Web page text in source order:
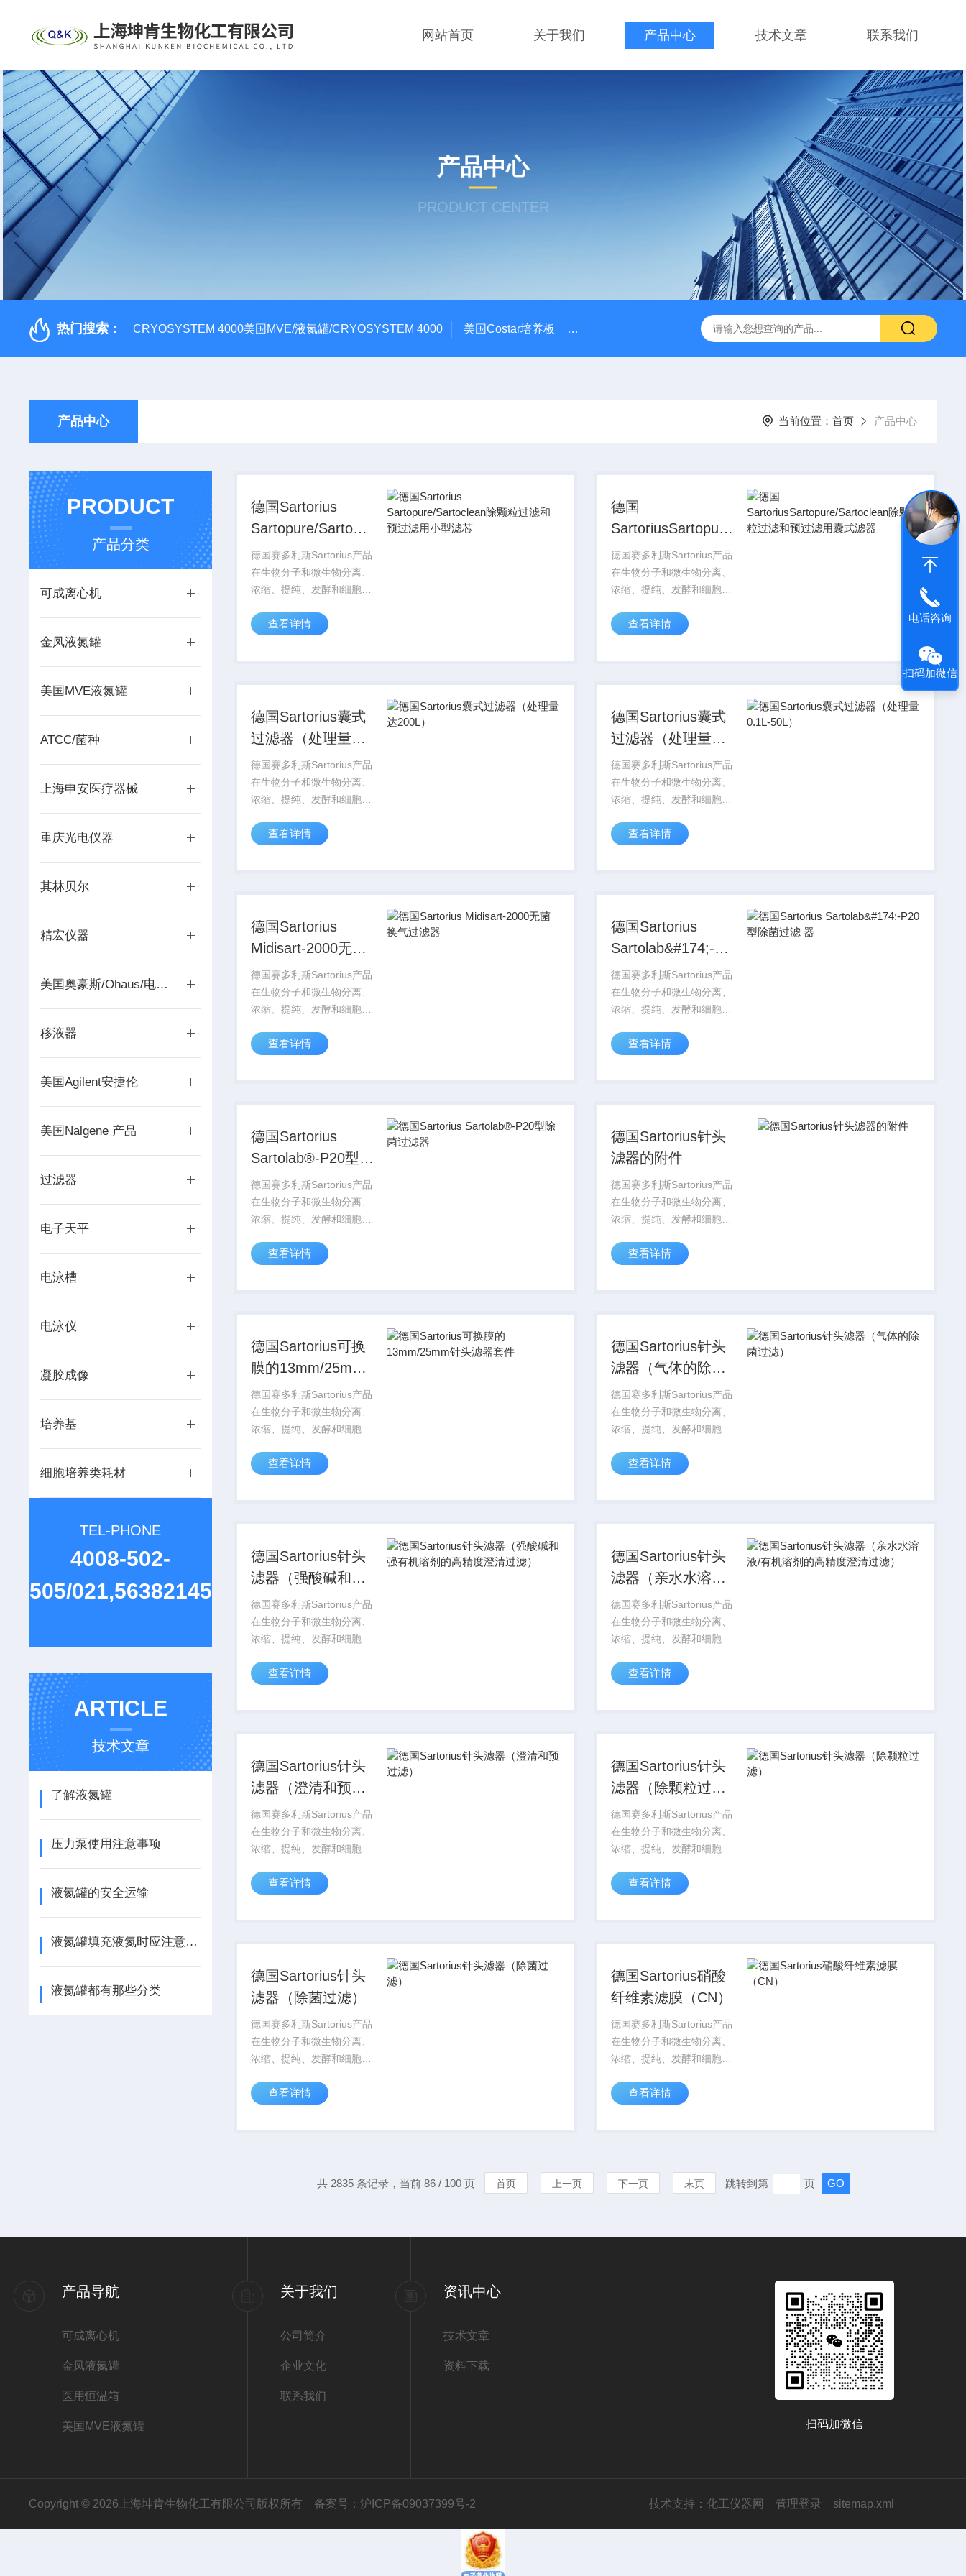
网站首页 关于我们 产品中心 技术文章 联系我们
产品中心
PRODUCT CENTER
热门搜索： CRYOSYSTEM 4000美国MVE/液氮罐/CRYOSYSTEM 4000 美国Costar培养板 美国Corning 384孔细胞培养板 安捷伦Agilent色谱柱清单1 产品价格
产品中心 当前位置： 首页 产品中心
PRODUCT
产品分类
可成离心机
金凤液氮罐
美国MVE液氮罐
ATCC/菌种
上海申安医疗器械
重庆光电仪器
其林贝尔
精宏仪器
美国奥豪斯/Ohaus/电子天平
移液器
美国Agilent安捷伦
美国Nalgene 产品
过滤器
电子天平
电泳槽
电泳仪
凝胶成像
培养基
细胞培养类耗材
TEL-PHONE
4008-502-
505/021,56382145
ARTICLE
技术文章
了解液氮罐
压力泵使用注意事项
液氮罐的安全运输
液氮罐填充液氮时应注意些什么
液氮罐都有那些分类
德国Sartorius
Sartopure/Sartoclean
除颗粒过滤和预过
滤用小型滤芯
德国赛多利斯Sartorius产品
在生物分子和微生物分离、
浓缩、提纯、发酵和细胞培
Sartorius为您提供多种规格
体应用，选择Z适合的产
查看详情
德国
SartoriusSartopure/Sartoclean
除颗粒过滤和预过
滤用囊式滤器
德国赛多利斯Sartorius产品
在生物分子和微生物分离、
浓缩、提纯、发酵和细胞培
Sartorius为您提供多种规格
体应用，选择Z适合的产
查看详情
德国Sartorius囊式
过滤器（处理量达
200L）
德国赛多利斯Sartorius产品
在生物分子和微生物分离、
浓缩、提纯、发酵和细胞培
Sartorius为您提供多种规格
体应用，选择Z适合的产
查看详情
德国Sartorius囊式
过滤器（处理量
0.1L-50L）
德国赛多利斯Sartorius产品
在生物分子和微生物分离、
浓缩、提纯、发酵和细胞培
Sartorius为您提供多种规格
体应用，选择Z适合的产
查看详情
德国Sartorius
Midisart-2000无菌
换气过滤器
德国赛多利斯Sartorius产品
在生物分子和微生物分离、
浓缩、提纯、发酵和细胞培
Sartorius为您提供多种规格
体应用，选择Z适合的产
查看详情
德国Sartorius
Sartolab&#174;-
P20型除菌过滤 器
德国赛多利斯Sartorius产品
在生物分子和微生物分离、
浓缩、提纯、发酵和细胞培
Sartorius为您提供多种规格
体应用，选择Z适合的产
查看详情
德国Sartorius
Sartolab®-P20型除
菌过滤器
德国赛多利斯Sartorius产品
在生物分子和微生物分离、
浓缩、提纯、发酵和细胞培
Sartorius为您提供多种规格
体应用，选择Z适合的产
查看详情
德国Sartorius针头
滤器的附件
德国赛多利斯Sartorius产品
在生物分子和微生物分离、
浓缩、提纯、发酵和细胞培
Sartorius为您提供多种规格
体应用，选择Z适合的产
查看详情
德国Sartorius可换
膜的13mm/25mm
针头滤器套件
德国赛多利斯Sartorius产品
在生物分子和微生物分离、
浓缩、提纯、发酵和细胞培
Sartorius为您提供多种规格
体应用，选择Z适合的产
查看详情
德国Sartorius针头
滤器（气体的除菌
过滤）
德国赛多利斯Sartorius产品
在生物分子和微生物分离、
浓缩、提纯、发酵和细胞培
Sartorius为您提供多种规格
体应用，选择Z适合的产
查看详情
德国Sartorius针头
滤器（强酸碱和强
有机溶剂的高精度
澄清过滤）
德国赛多利斯Sartorius产品
在生物分子和微生物分离、
浓缩、提纯、发酵和细胞培
Sartorius为您提供多种规格
体应用，选择Z适合的产
查看详情
德国Sartorius针头
滤器（亲水水溶液/
有机溶剂的高精度
澄清过滤）
德国赛多利斯Sartorius产品
在生物分子和微生物分离、
浓缩、提纯、发酵和细胞培
Sartorius为您提供多种规格
体应用，选择Z适合的产
查看详情
德国Sartorius针头
滤器（澄清和预过
滤）
德国赛多利斯Sartorius产品
在生物分子和微生物分离、
浓缩、提纯、发酵和细胞培
Sartorius为您提供多种规格
体应用，选择Z适合的产
查看详情
德国Sartorius针头
滤器（除颗粒过
滤）
德国赛多利斯Sartorius产品
在生物分子和微生物分离、
浓缩、提纯、发酵和细胞培
Sartorius为您提供多种规格
体应用，选择Z适合的产
查看详情
德国Sartorius针头
滤器（除菌过滤）
德国赛多利斯Sartorius产品
在生物分子和微生物分离、
浓缩、提纯、发酵和细胞培
Sartorius为您提供多种规格
体应用，选择Z适合的产
查看详情
德国Sartorius硝酸
纤维素滤膜（CN）
德国赛多利斯Sartorius产品
在生物分子和微生物分离、
浓缩、提纯、发酵和细胞培
Sartorius为您提供多种规格
体应用，选择Z适合的产
查看详情
共 2835 条记录，当前 86 / 100 页 首页 上一页 下一页 末页 跳转到第 页
产品导航
可成离心机
金凤液氮罐
医用恒温箱
美国MVE液氮罐
关于我们
公司简介
企业文化
联系我们
资讯中心
技术文章
资料下载
扫码加微信
Copyright © 2026上海坤肯生物化工有限公司版权所有 备案号：沪ICP备09037399号-2 技术支持： 化工仪器网 管理登录 sitemap.xml
电话咨询
扫码加微信